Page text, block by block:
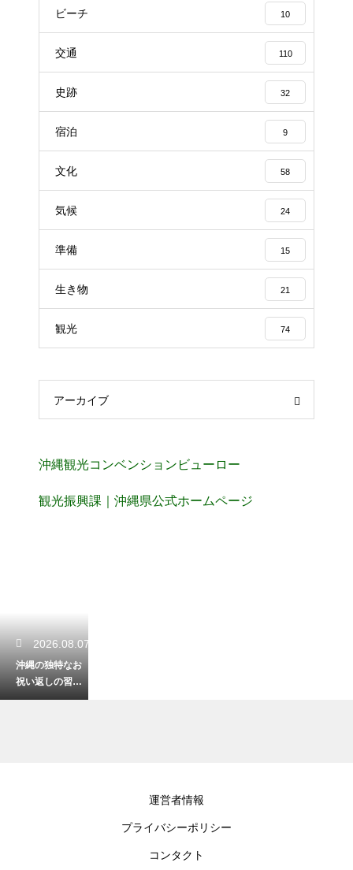
ビーチ 10
交通 110
史跡 32
宿泊 9
文化 58
気候 24
準備 15
生き物 21
観光 74
アーカイブ
沖縄観光コンベンションビューロー
観光振興課｜沖縄県公式ホームページ
2026.08.07
沖縄の独特なお
祝い返しの習慣
とは？知ってお
運営者情報
プライバシーポリシー
コンタクト